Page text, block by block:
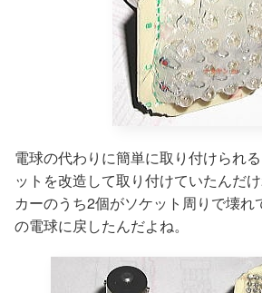
電球の代わりに簡単に取り付けられ
ットを改造して取り付けていたんだ
カーのうち2個がソケット周りで壊れ
の電球に戻したんだよね。